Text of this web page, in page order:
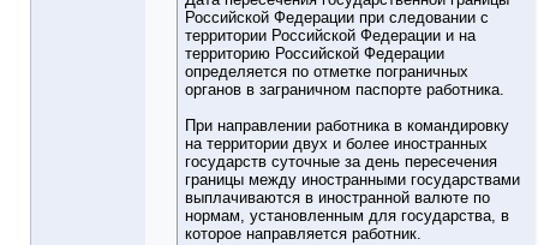
Российской Федерации при следовании с
территории Российской Федерации и на
территорию Российской Федерации
определяется по отметке пограничных
органов в заграничном паспорте работника.
При направлении работника в командировку
на территории двух и более иностранных
государств суточные за день пересечения
границы между иностранными государствами
выплачиваются в иностранной валюте по
нормам, установленным для государства, в
которое направляется работник.